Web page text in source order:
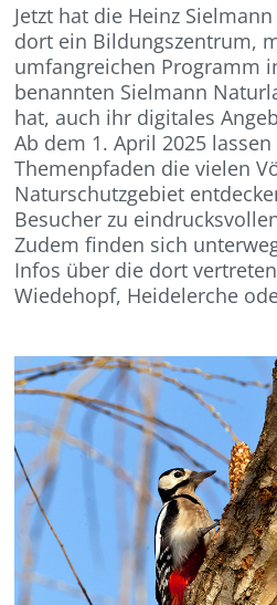
Jetzt hat die Heinz
dort ein Bildungszentrum,
umfangreichen Programm
benannten Sielmann
hat, auch ihr digitales
Ab dem 1. April 2025
Themenpfaden die vielen
Naturschutzgebiet
Besucher zu
Zudem finden sich
Infos über die dort
Wiedehopf, Heidelerche